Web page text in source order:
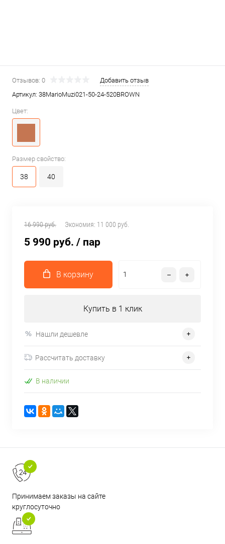
Отзывов: 0
Добавить отзыв
Артикул: 38MarioMuzi021-50-24-520BROWN
Цвет:
Размер свойство:
38 40
16 990 руб. Экономия: 11 000 руб.
5 990 руб. / пар
В корзину
Купить в 1 клик
Нашли дешевле
Рассчитать доставку
В наличии
Принимаем заказы на сайте
круглосуточно